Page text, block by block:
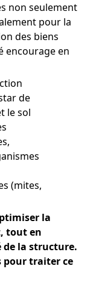
non seulement
pour la
des biens
encourage en
de
le sol
(mites,
la
tout en
la structure.
pour traiter ce